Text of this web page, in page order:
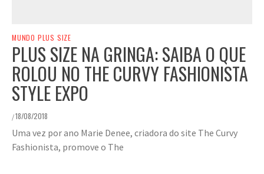
MUNDO PLUS SIZE
PLUS SIZE NA GRINGA: SAIBA O QUE
ROLOU NO THE CURVY FASHIONISTA
STYLE EXPO
/18/08/2018
Uma vez por ano Marie Denee, criadora do site The Curvy
Fashionista, promove o The